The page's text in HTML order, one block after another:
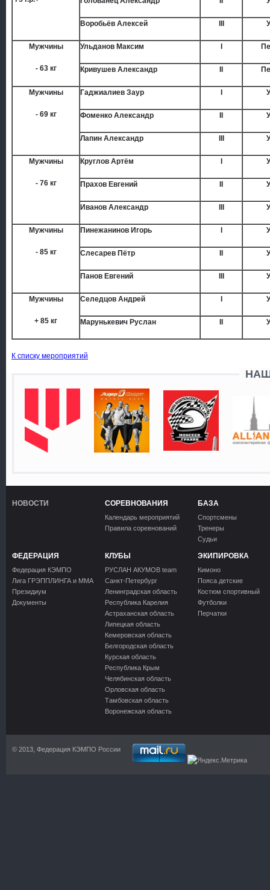
Воробьёв Алексей
Мужчины
- 63 кг
Ульданов Максим
Кривушев Александр
Мужчины
- 69 кг
Гаджиалиев Заур
Фоменко Александр
Лапин Александр
Мужчины
- 76 кг
Круглов Артём
Прахов Евгений
Иванов Александр
Мужчины
- 85 кг
Пинежанинов Игорь
Слесарев Пётр
Панов Евгений
Мужчины
+ 85 кг
Селедцов Андрей
Марунькевич Руслан
К списку мероприятий
НОВОСТИ СОРЕВНОВАНИЯ
Календарь мероприятий
Правила соревнований
БАЗА
Спортсмены
Тренеры
Судьи
ФЕДЕРАЦИЯ
Федерация КЭМПО
Лига ГРЭППЛИНГА и ММА
Президиум
Документы
КЛУБЫ
РУСЛАН АКУМОВ team
Санкт-Петербург
Ленинградская область
Республика Карелия
Астраханская область
Липецкая область
Кемеровская область
Белгородская область
Курская область
Республика Крым
Челябинская область
Орловская область
Тамбовская область
Воронежская область
ЭКИПИРОВКА
Кимоно
Пояса детские
Костюм спортивный
Футболки
Перчатки
© 2013, Федерация КЭМПО России